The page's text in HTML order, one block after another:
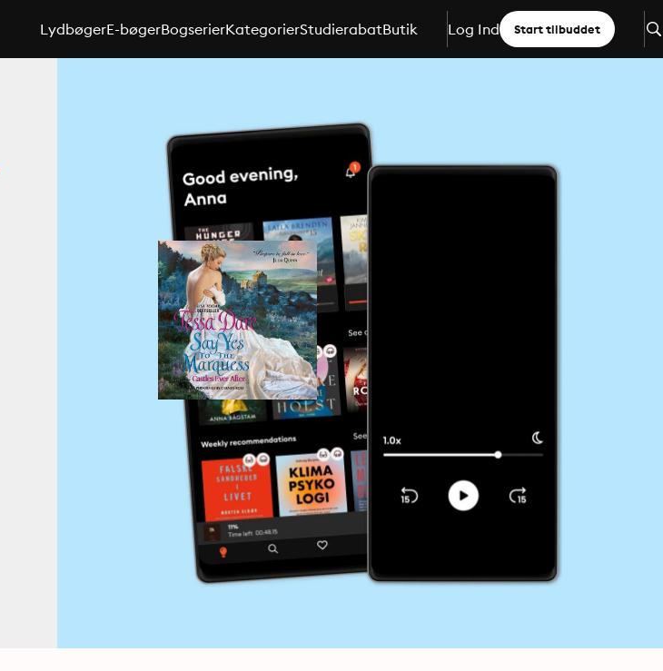
LydbøgerE-bøgerBogserierKategorierStudierabatButik Log Ind Start tilbuddet